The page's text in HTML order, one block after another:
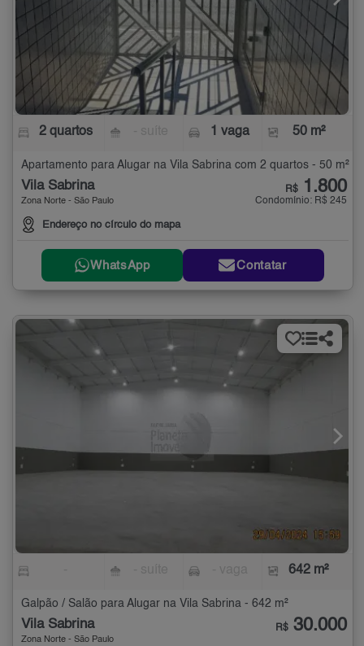
2 quartos 1 vaga 50 m²
Apartamento para Alugar na Vila Sabrina com 2 quartos - 50 m²
Vila Sabrina
Zona Norte - São Paulo
Endereço no círculo do mapa
R$ 1.800
Condomínio: R$ 245
WhatsApp Contatar
642 m²
Galpão / Salão para Alugar na Vila Sabrina - 642 m²
Vila Sabrina
Zona Norte - São Paulo
R$ 30.000